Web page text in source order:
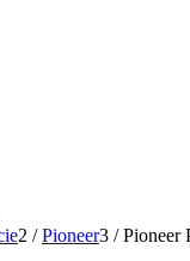
2 / Pioneer3 / Pioneer